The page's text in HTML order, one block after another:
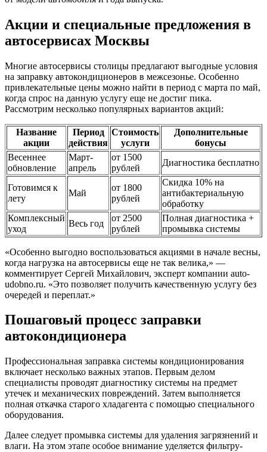
Акции и специальные предложения в
автосервисах Москвы
Многие автосервисы столицы предлагают выгодные условия
на заправку автокондиционеров в межсезонье. Особенно
привлекательные цены можно найти в период с марта по май,
когда спрос на данную услугу еще не достиг пика.
Рассмотрим несколько популярных вариантов акций:
Название
акции
Период
действия
Стоимость
услуги
Дополнительные
бонусы
Весеннее
обновление
Март-
апрель
от 1500
рублей
Диагностика бесплатно
Готовимся к
лету
Май
от 1800
рублей
Скидка 10% на
антибактериальную
обработку
Комплексный
уход
Весь год
от 2500
рублей
Полная диагностика +
промывка системы
«Особенно выгодно воспользоваться акциями в начале весны,
когда нагрузка на автосервисы еще не так велика,» —
комментирует Сергей Михайлович, эксперт компании auto-
udobno.ru. «Это позволяет получить качественную услугу без
очередей и переплат.»
Пошаговый процесс заправки
автокондиционера
Профессиональная заправка системы кондиционирования
включает несколько важных этапов. Первым делом
специалисты проводят диагностику системы на предмет
утечек и механических повреждений. Затем выполняется
полная откачка старого хладагента с помощью специального
оборудования.
Далее следует промывка системы для удаления загрязнений и
влаги. На этом этапе особое внимание уделяется фильтру-